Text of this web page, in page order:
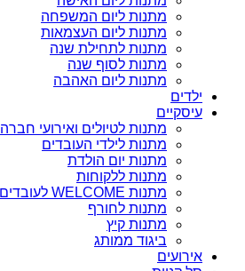
מתנות ליום המשפחה
מתנות ליום העצמאות
מתנות לתחילת שנה
מתנות לסוף שנה
מתנות ליום האהבה
ילדים
עיסקיים
מתנות לטיולים ואירועי חברה
מתנות לילדי העובדים
מתנות יום הולדת
מתנות ללקוחות
מתנות WELCOME לעובדים
מתנות לחורף
מתנות קיץ
ביגוד ממותג
אירועים